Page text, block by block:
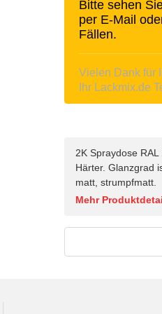
Bitte sehen
per E-Mail
Fällen.
Vielen Dank für
Ihr Lackmix.de
2K Spraydose
Härter. Glanzgrad
matt, strumpfmatt.
Mehr